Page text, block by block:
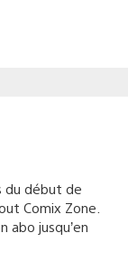
du début de
Comix Zone.
abo jusqu’en